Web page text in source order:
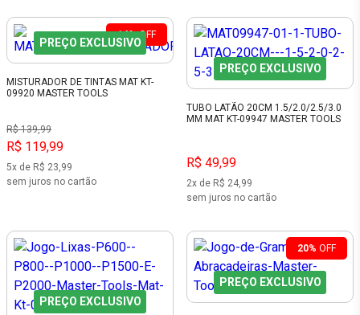
14% OFF
PREÇO EXCLUSIVO
MISTURADOR DE TINTAS MAT KT-
09920 MASTER TOOLS
R$ 139,99
R$ 119,99
5x de R$ 23,99
sem juros no cartão
PREÇO EXCLUSIVO
TUBO LATÃO 20CM 1.5/2.0/2.5/3.0
MM MAT KT-09947 MASTER TOOLS
R$ 49,99
2x de R$ 24,99
sem juros no cartão
PREÇO EXCLUSIVO
20% OFF
PREÇO EXCLUSIVO